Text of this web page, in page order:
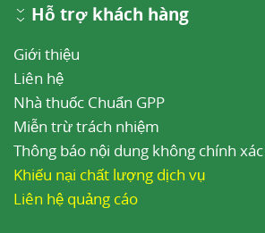
Hỗ trợ khách hàng
Giới thiệu
Liên hệ
Nhà thuốc Chuẩn GPP
Miễn trừ trách nhiệm
Thông báo nội dung không chính xác
Khiếu nại chất lượng dịch vụ
Liên hệ quảng cáo